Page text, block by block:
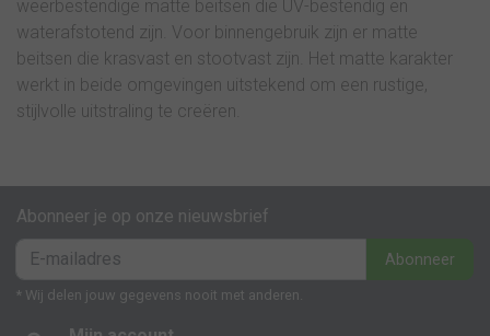
weerbestendige matte beitsen die UV-bestendig en
waterafstotend zijn. Voor binnengebruik zijn er matte
beitsen die krasvast en stootvast zijn. Het matte karakter
werkt in beide omgevingen uitstekend om een rustige,
stijlvolle uitstraling te creëren.
Abonneer je op onze nieuwsbrief
Abonneer
* Wij delen jouw gegevens nooit met anderen.